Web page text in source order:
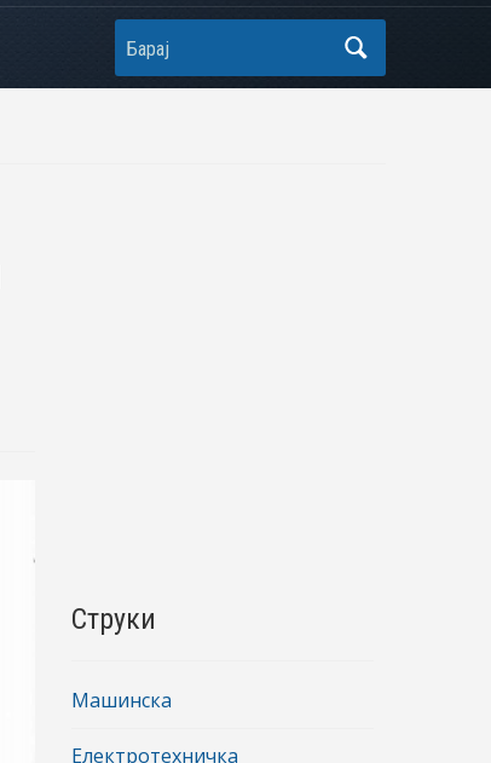
Search
Струки
Машинска
Електротехничка